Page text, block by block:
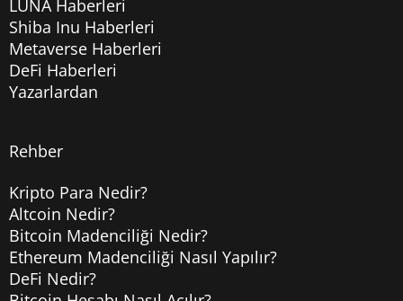
LUNA Haberleri
Shiba Inu Haberleri
Metaverse Haberleri
DeFi Haberleri
Yazarlardan
Rehber
Kripto Para Nedir?
Altcoin Nedir?
Bitcoin Madenciliği Nedir?
Ethereum Madenciliği Nasıl Yapılır?
DeFi Nedir?